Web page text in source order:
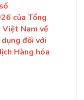
của Tổng
Việt Nam về
đối với
Hàng hóa